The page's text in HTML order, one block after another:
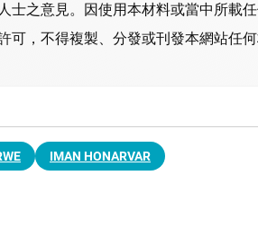
之意見。因使用本材料或當中所載
，不得複製、分發或刊發本網站任
IMAN HONARVAR